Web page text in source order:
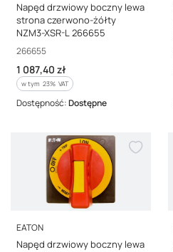
Napęd drzwiowy boczny lewa
strona czerwono-żółty
NZM3-XSR-L 266655
Kod producenta
266655
Cena brutto
1 087,40 zł
w tym %s VAT
w tym 23% VAT
Dostępność:Dostępne
PRODUCENT
EATON
Napęd drzwiowy boczny lewa